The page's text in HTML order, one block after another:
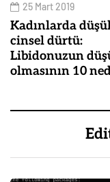
25 Mart 2019
Kadınlarda
cinsel dürtü:
Libidonuzun
olmasının 10